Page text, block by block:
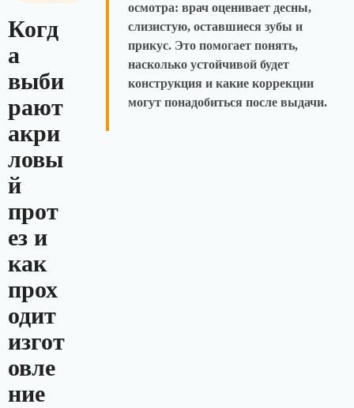
Когд
а
выби
рают
акри
ловы
й
прот
ез и
как
прох
одит
изгот
овле
ние
осмотра: врач оценивает десны,
слизистую, оставшиеся зубы и
прикус. Это помогает понять,
насколько устойчивой будет
конструкция и какие коррекции
могут понадобиться после выдачи.